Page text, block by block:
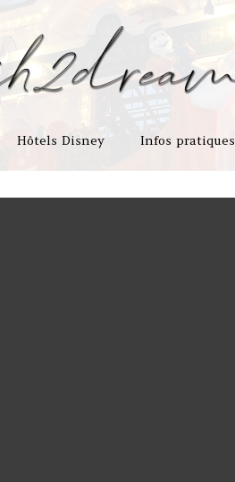
Hôtels Disney Infos pratiques